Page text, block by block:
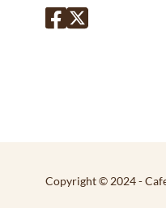
Copyright © 2024 -